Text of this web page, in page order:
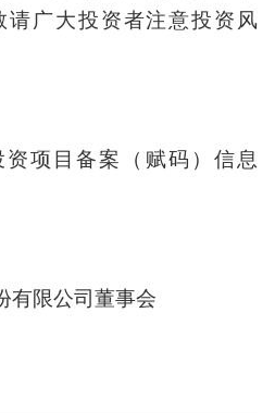
广大投资者注意投资风
资项目备案（赋码）信息
有限公司董事会